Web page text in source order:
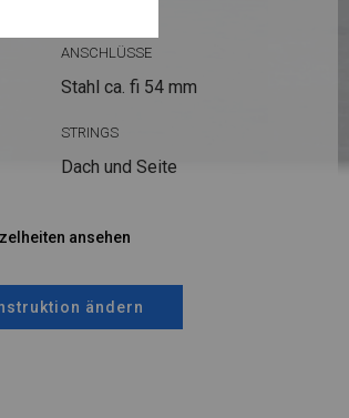
ANSCHLÜSSE
Stahl ca. fi 54 mm
STRINGS
Dach und Seite
ansehen
ändern